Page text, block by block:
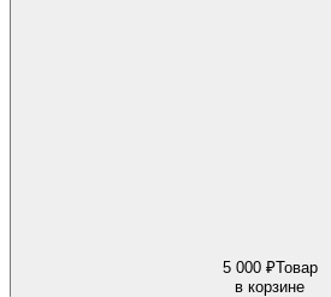
5 000 ₽Товар
в корзине